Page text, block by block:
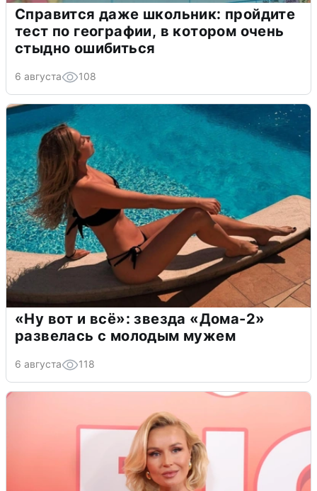
Справится даже школьник: пройдите
тест по географии, в котором очень
стыдно ошибиться
6 августа 108
«Ну вот и всё»: звезда «Дома-2»
развелась с молодым мужем
6 августа 118